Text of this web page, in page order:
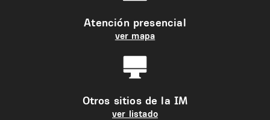
Atención presencial
ver mapa
Otros sitios de la IM
ver listado